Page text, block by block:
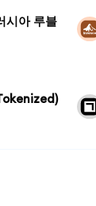
시아 루블